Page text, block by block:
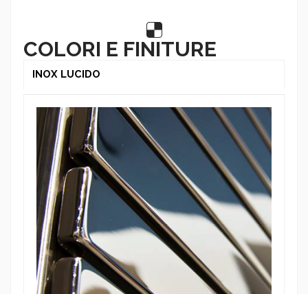
COLORI E FINITURE
INOX LUCIDO